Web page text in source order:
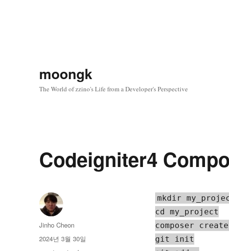
moongk
The World of zzino's Life from a Developer's Perspective
Codeigniter4
mkdir
cd my_project
composer
git init
글
쓴
Jinho Cheon
작
2024년 3월 30일